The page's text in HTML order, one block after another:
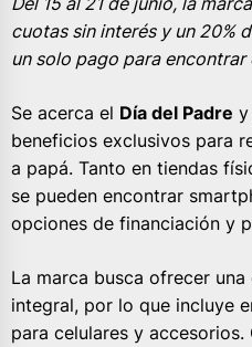
cuotas sin interés y un 20%
un solo pago para encontrar
Se acerca el Día del Padre y
beneficios exclusivos para
a papá. Tanto en tiendas
se pueden encontrar
opciones de financiación y
La marca busca ofrecer
integral, por lo que incluye
para celulares y